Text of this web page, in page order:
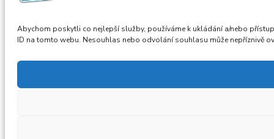
Abychom poskytli co nejlepší služby, používáme k ukládání a/nebo
ID na tomto webu. Nesouhlas nebo odvolání souhlasu může nepříznivě